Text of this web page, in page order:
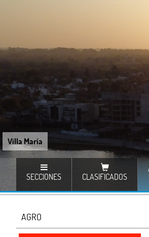
Villa María
SECCIONES CLASIFICADOS
AGRO